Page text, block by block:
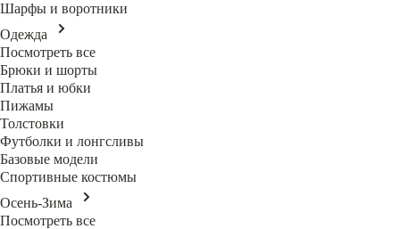
Шарфы и воротники
Одежда
Посмотреть все
Брюки и шорты
Платья и юбки
Пижамы
Толстовки
Футболки и лонгсливы
Базовые модели
Спортивные костюмы
Осень-Зима
Посмотреть все